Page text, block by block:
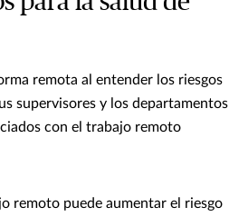
remota al entender los riesgos
supervisores y los departamentos
con el trabajo remoto
remoto puede aumentar el riesgo